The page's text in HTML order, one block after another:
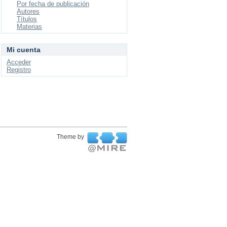
Por fecha de publicación
Autores
Títulos
Materias
Mi cuenta
Acceder
Registro
Theme by